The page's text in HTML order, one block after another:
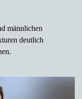
männlichen
deutlich